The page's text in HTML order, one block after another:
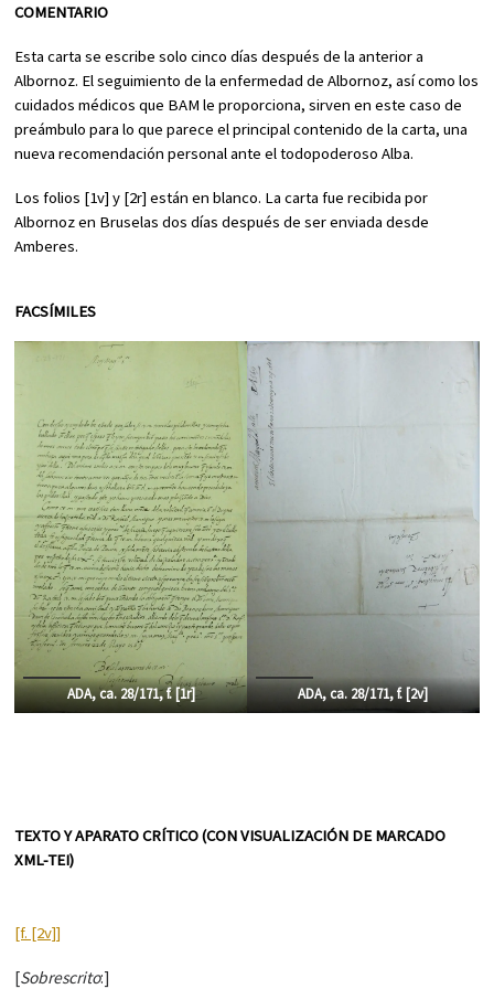
COMENTARIO
Esta carta se escribe solo cinco días después de la anterior a
Albornoz. El seguimiento de la enfermedad de Albornoz, así como los
cuidados médicos que BAM le proporciona, sirven en este caso de
preámbulo para lo que parece el principal contenido de la carta, una
nueva recomendación personal ante el todopoderoso Alba.
Los folios [1v] y [2r] están en blanco. La carta fue recibida por
Albornoz en Bruselas dos días después de ser enviada desde
Amberes.
FACSÍMILES
ADA, ca. 28/171, f. [1r] ADA, ca. 28/171, f. [2v]
TEXTO Y APARATO CRÍTICO (CON VISUALIZACIÓN DE MARCADO
XML-TEI)
[f. [2v]]
[Sobrescrito:]